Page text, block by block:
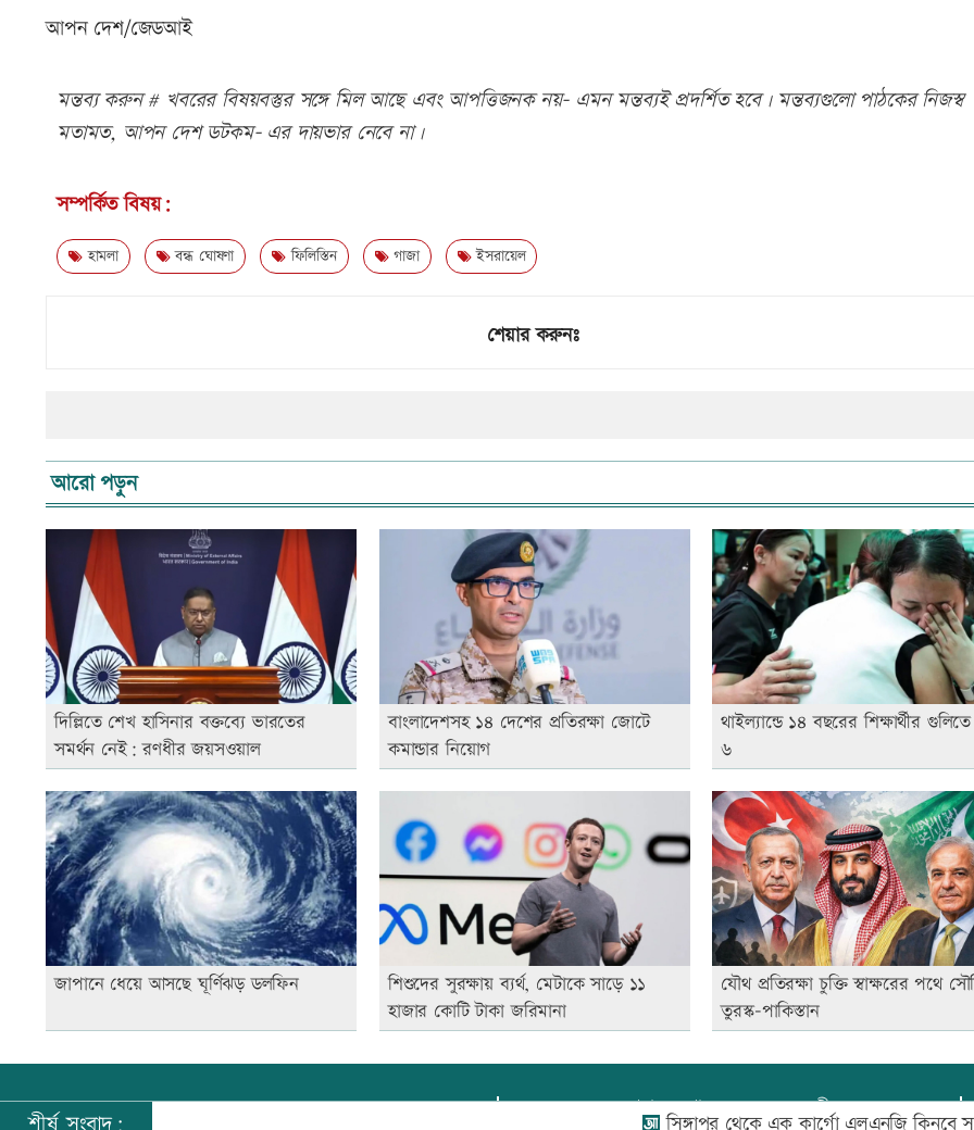
আপন দেশ/জেডআই
মন্তব্য করুন # খবরের বিষয়বস্তুর সঙ্গে মিল আছে এবং আপত্তিজনক নয়- এমন মন্তব্যই প্রদর্শিত হবে। মন্তব্যগুলো পাঠকের নিজস্ব
মতামত, আপন দেশ ডটকম- এর দায়ভার নেবে না।
সম্পর্কিত বিষয়:
হামলা বন্ধ ঘোষণা ফিলিস্তিন গাজা ইসরায়েল
শেয়ার করুনঃ
আরো পড়ুন
দিল্লিতে শেখ হাসিনার বক্তব্যে ভারতের
সমর্থন নেই: রণধীর জয়সওয়াল
বাংলাদেশসহ ১৪ দেশের প্রতিরক্ষা জোটে
কমান্ডার নিয়োগ
থাইল্যান্ডে ১৪ বছরের শিক্ষার্থীর
৬
জাপানে ধেয়ে আসছে ঘূর্ণিঝড় ডলফিন
শিশুদের সুরক্ষায় ব্যর্থ, মেটাকে সাড়ে ১১
হাজার কোটি টাকা জরিমানা
যৌথ প্রতিরক্ষা চুক্তি স্বাক্ষরের পথে
তুরস্ক-পাকিস্তান
প্রধান সম্পাদক:আফজাল বারী
সিঙ্গাপুর থেকে এক কার্গো এলএনজি কিনবে সরকার